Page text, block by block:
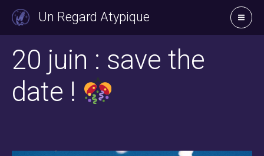
contenu
Un Regard Atypique
20 juin : save the
date !